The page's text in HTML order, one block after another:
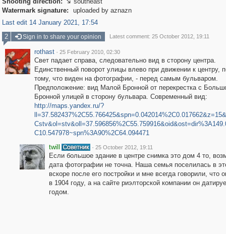

Watermark signature:
uploaded by aznazn
Last edit 14 January 2021, 17:54
2
Sign in to share your opinion Latest comment: 25 October 2012, 19:11
rothast · 25 February 2010, 02:30
Свет падает справа, следовательно вид в сторону центра.
Единственный поворот улицы влево при движении к центру,
тому, что виден на фотографии, - перед самым бульваром.
Предположение: вид Малой Бронной от перекрестка с
Бронной улицей в сторону бульвара. Современный вид:
http://maps.yandex.ru/?
C10.547978~spn%3A90%2C64.094471
twill
· 25 October 2012, 19:11
Если большое здание в центре снимка это дом 4 то,
дата фотографии не точна. Наша семья поселилась в
вскоре после его постройки и мне всегда говорили, что
в 1904 году, а на сайте риэлторской компании он
годом.